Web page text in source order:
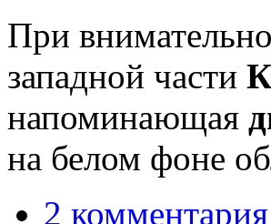
При
западной части
напоминающая
на белом фоне
2 комментария